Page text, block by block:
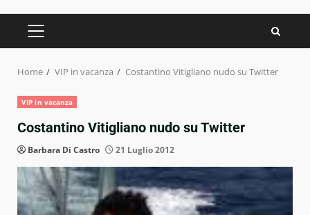
PRIMARY
Home VIP in vacanza Costantino Vitigliano nudo su Twitter
VIP in vacanza
Costantino Vitigliano nudo su Twitter
Barbara Di Castro 21 Luglio 2012